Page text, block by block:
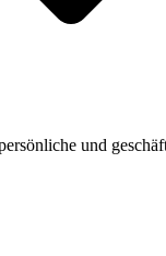
und